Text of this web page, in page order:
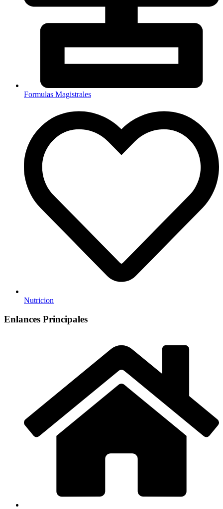
Formulas Magistrales
Nutricion
Enlances Principales